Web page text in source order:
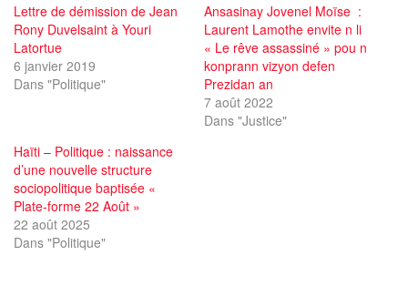
Lettre de démission de Jean
Rony Duvelsaint à Youri
Latortue
6 janvier 2019
Dans "Politique"
Ansasinay Jovenel Moïse :
Laurent Lamothe envite n li
« Le rêve assassiné » pou n
konprann vizyon defen
Prezidan an
7 août 2022
Dans "Justice"
Haïti – Politique : naissance
d’une nouvelle structure
sociopolitique baptisée «
Plate-forme 22 Août »
22 août 2025
Dans "Politique"